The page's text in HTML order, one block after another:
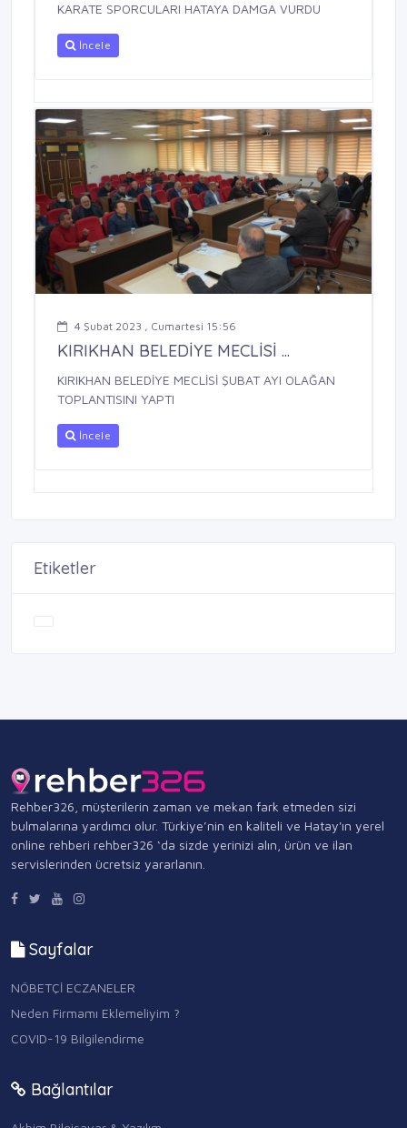
KARATE SPORCULARI HATAYA DAMGA VURDU
İncele
4 Şubat 2023 , Cumartesi 15:56
KIRIKHAN BELEDİYE MECLİSİ ...
KIRIKHAN BELEDİYE MECLİSİ ŞUBAT AYI OLAĞAN
TOPLANTISINI YAPTI
İncele
Etiketler
Rehber326, müşterilerin zaman ve mekan fark etmeden sizi
bulmalarına yardımcı olur. Türkiye’nin en kaliteli ve Hatay'ın yerel
online rehberi rehber326 ‘da sizde yerinizi alın, ürün ve ilan
servislerinden ücretsiz yararlanın.
Sayfalar
NÖBETÇİ ECZANELER
Neden Firmamı Eklemeliyim ?
COVID-19 Bilgilendirme
Bağlantılar